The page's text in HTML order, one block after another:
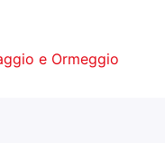
e Ormeggio